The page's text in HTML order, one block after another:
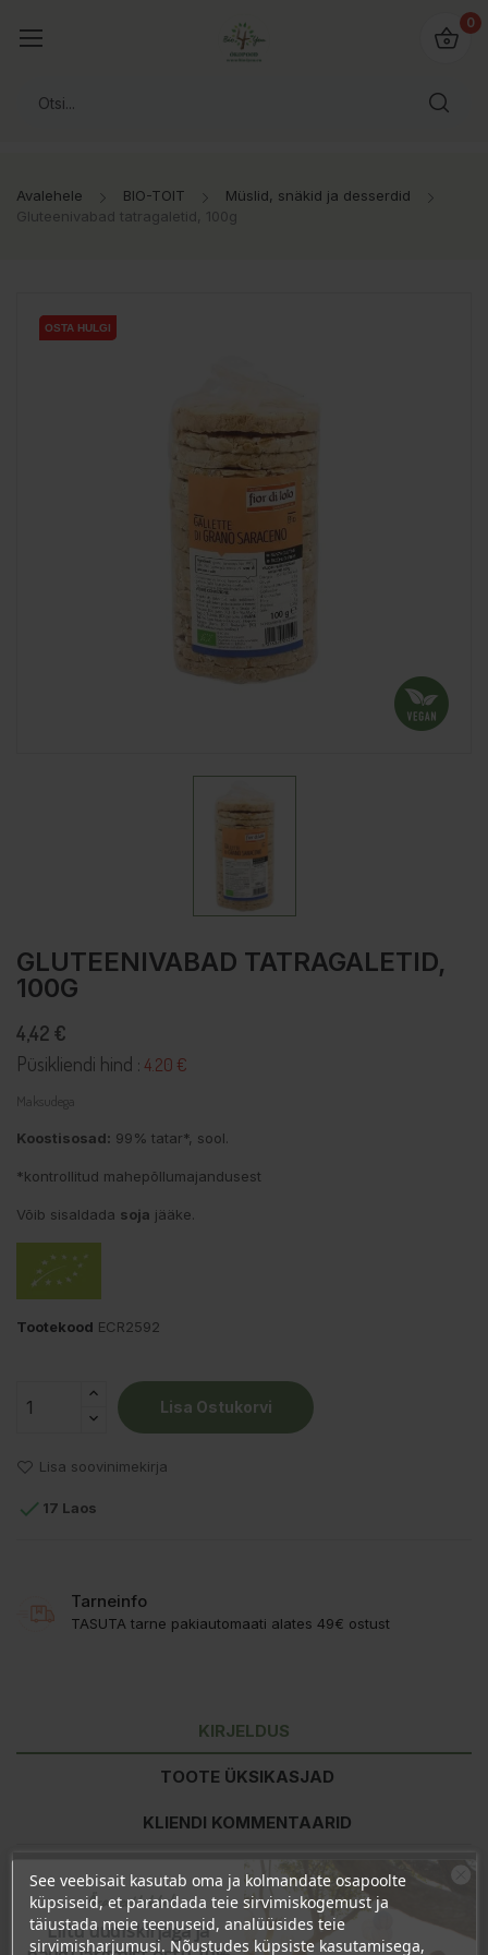
0
Avalehele BIO-TOIT
Müslid, snäkid ja desserdid
Gluteenivabad tatragaletid, 100g
OSTA HULGI
OSTA HULGI
GLUTEENIVABAD TATRAGALETID,
100G
4,42 €
Püsikliendi hind : 4.20 €
Maksudega
Koostisosad: 99% tatar*, sool.
*kontrollitud mahepõllumajandusest
Võib sisaldada soja jääke.
Tootekood ECR2592
Lisa Ostukorvi
Lisa soovinimekirja
 17 Laos
Tarneinfo
TASUTA tarne pakiautomaati alates 49€ ostust
KIRJELDUS
TOOTE ÜKSIKASJAD
KLIENDI KOMMENTAARID
Toitumisalane teave
100g kohta
Energiasisaldus
1633kJ/386kcal
Rasvad
3,5g
See veebisait kasutab oma ja kolmandate osapoolte
küpsiseid, et parandada teie sirvimiskogemust ja
täiustada meie teenuseid, analüüsides teie
sirvimisharjumusi. Nõustudes küpsiste kasutamisega,
Ära veel lahku!
Liitu uudiskirjaga ja